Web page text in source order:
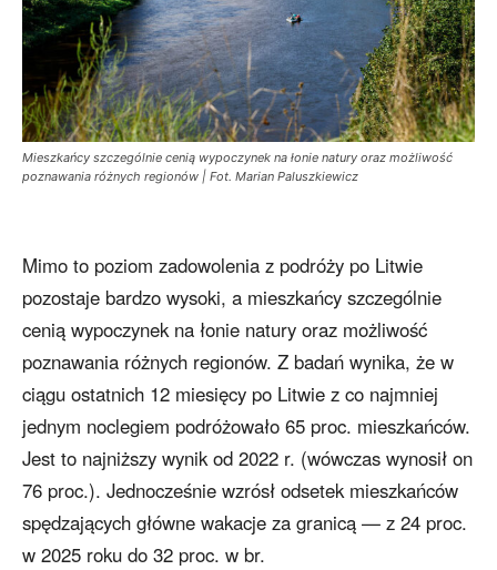
Mieszkańcy szczególnie cenią wypoczynek na łonie natury oraz możliwość
poznawania różnych regionów | Fot. Marian Paluszkiewicz
Mimo to poziom zadowolenia z podróży po Litwie
pozostaje bardzo wysoki, a mieszkańcy szczególnie
cenią wypoczynek na łonie natury oraz możliwość
poznawania różnych regionów. Z badań wynika, że w
ciągu ostatnich 12 miesięcy po Litwie z co najmniej
jednym noclegiem podróżowało 65 proc. mieszkańców.
Jest to najniższy wynik od 2022 r. (wówczas wynosił on
76 proc.). Jednocześnie wzrósł odsetek mieszkańców
spędzających główne wakacje za granicą — z 24 proc.
w 2025 roku do 32 proc. w br.